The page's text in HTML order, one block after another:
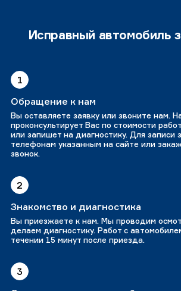
Исправный автомобиль
1
Обращение к нам
Вы оставляете заявку или звоните нам.
проконсультирует Вас по стоимости
или запишет на диагностику. Для записи
телефонам указанным на сайте или
звонок.
2
Знакомство и диагностика
Вы приезжаете к нам. Мы проводим
делаем диагностику. Работ с
течении 15 минут после приезда.
3